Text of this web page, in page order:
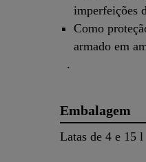
imperfeições
Como
armado em
.
Embalagem
Latas de 4 e 15 l